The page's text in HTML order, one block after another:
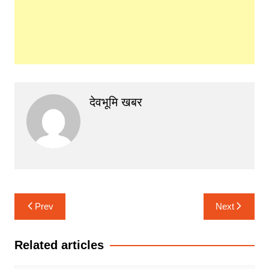
देवभूमि खबर
Post
navigation
Prev Next
Related articles